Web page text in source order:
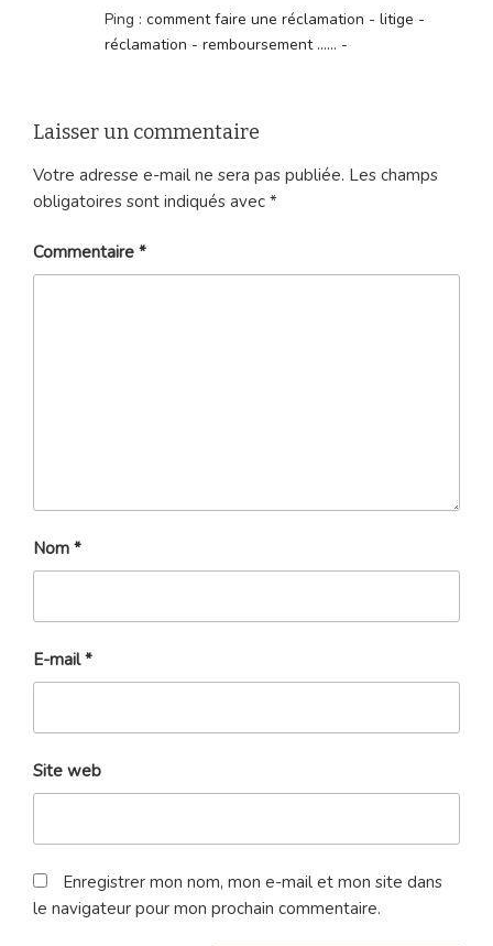
Ping : comment faire une réclamation - litige -
réclamation - remboursement ...... -
Laisser un commentaire
Votre adresse e-mail ne sera pas publiée. Les champs
obligatoires sont indiqués avec *
Commentaire *
Nom *
E-mail*
Site web
Enregistrer mon nom, mon e-mail et mon site dans
le navigateur pour mon prochain commentaire.